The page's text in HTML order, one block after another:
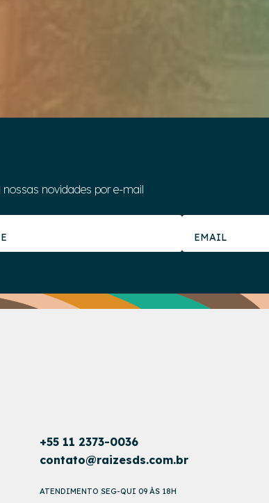
nossas novidades por e-mail
+55 11 2373-0036
contato@raizesds.com.br
ATENDIMENTO SEG-QUI 09 ÀS 18H